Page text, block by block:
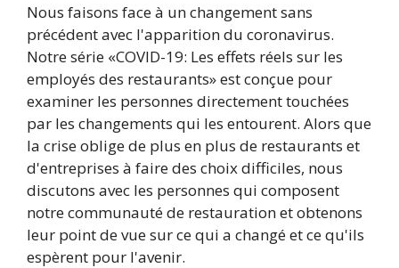
Nous faisons face à un changement sans
précédent avec l'apparition du coronavirus.
Notre série «COVID-19: Les effets réels sur les
employés des restaurants» est conçue pour
examiner les personnes directement touchées
par les changements qui les entourent. Alors que
la crise oblige de plus en plus de restaurants et
d'entreprises à faire des choix difficiles, nous
discutons avec les personnes qui composent
notre communauté de restauration et obtenons
leur point de vue sur ce qui a changé et ce qu'ils
espèrent pour l'avenir.